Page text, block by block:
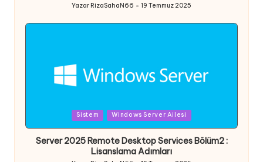
Yazar RizaSahaN66 19 Temmuz 2025
in
Sistem Windows Server Ailesi
Server 2025 Remote Desktop Services Bölüm2 :
Lisanslama Adımları